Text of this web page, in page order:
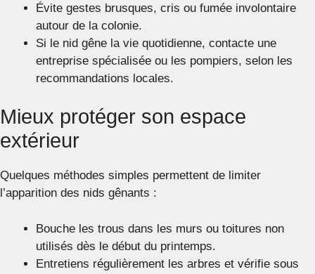
Évite gestes brusques, cris ou fumée involontaire
autour de la colonie.
Si le nid gêne la vie quotidienne, contacte une
entreprise spécialisée ou les pompiers, selon les
recommandations locales.
Mieux protéger son espace
extérieur
Quelques méthodes simples permettent de limiter
l’apparition des nids gênants :
Bouche les trous dans les murs ou toitures non
utilisés dès le début du printemps.
Entretiens régulièrement les arbres et vérifie sous